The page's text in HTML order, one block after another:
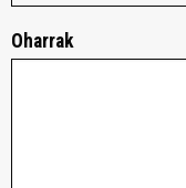
Oharrak